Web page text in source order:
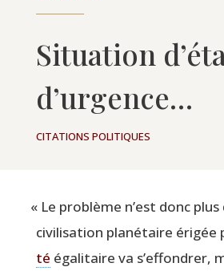
Situation
d’urgence…
CITATIONS POLITIQUES
« Le pro­blème n’est donc
civi­li­sa­tion pla­né­taire éri­gée
té éga­li­taire va s’effondrer,